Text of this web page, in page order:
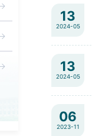
13
2024-05
13
2024-05
06
2023-11